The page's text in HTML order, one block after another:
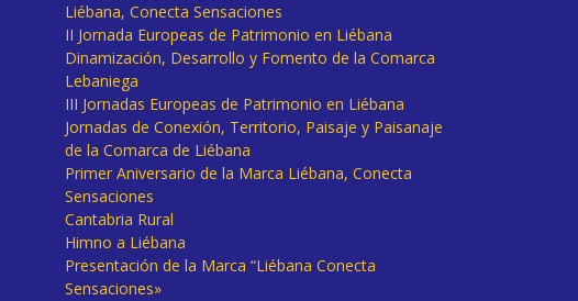
Liébana, Conecta Sensaciones
II Jornada Europeas de Patrimonio en Liébana
Dinamización, Desarrollo y Fomento de la Comarca
Lebaniega
III Jornadas Europeas de Patrimonio en Liébana
Jornadas de Conexión, Territorio, Paisaje y Paisanaje
de la Comarca de Liébana
Primer Aniversario de la Marca Liébana, Conecta
Sensaciones
Cantabria Rural
Himno a Liébana
Presentación de la Marca “Liébana Conecta
Sensaciones»